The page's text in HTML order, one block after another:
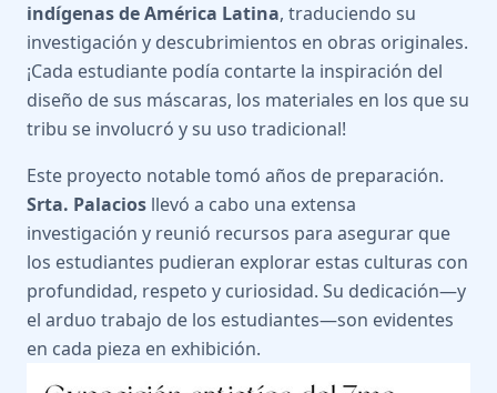
indígenas de América Latina, traduciendo su
investigación y descubrimientos en obras originales.
¡Cada estudiante podía contarte la inspiración del
diseño de sus máscaras, los materiales en los que su
tribu se involucró y su uso tradicional!
Este proyecto notable tomó años de preparación.
Srta. Palacios llevó a cabo una extensa
investigación y reunió recursos para asegurar que
los estudiantes pudieran explorar estas culturas con
profundidad, respeto y curiosidad. Su dedicación—y
el arduo trabajo de los estudiantes—son evidentes
en cada pieza en exhibición.